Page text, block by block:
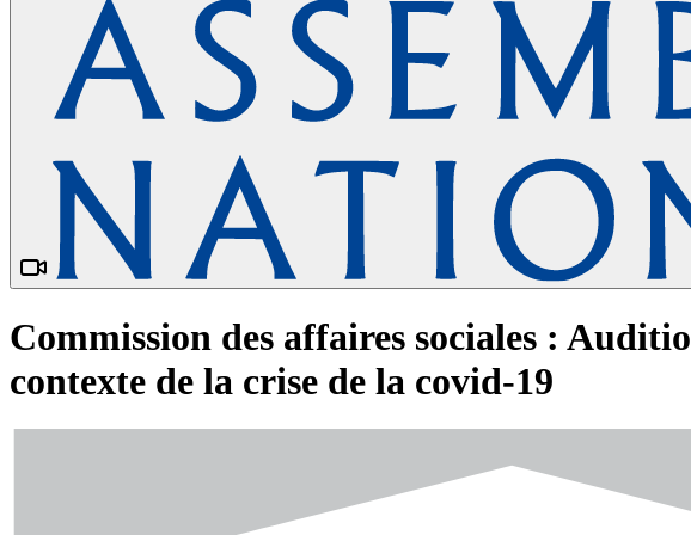
Commission des affaires sociales :
contexte de la crise de la covid-19